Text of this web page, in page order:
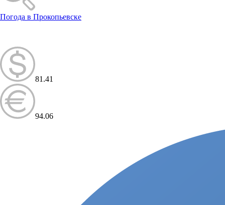
Погода в Прокопьевске
81.41
94.06